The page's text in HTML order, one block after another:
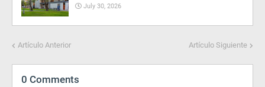
July 30, 2026
Artículo Anterior Artículo Siguiente
0 Comments